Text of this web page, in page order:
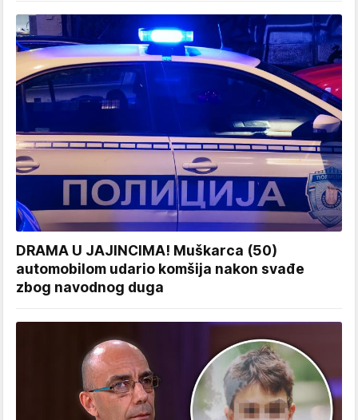
DRAMA U JAJINCIMA! Muškarca (50)
automobilom udario komšija nakon svađe
zbog navodnog duga